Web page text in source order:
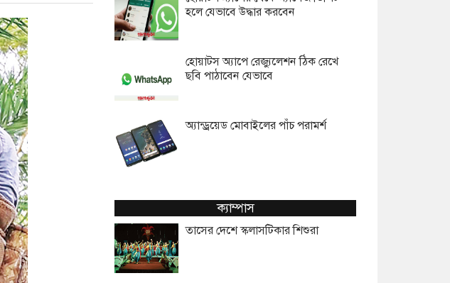
হলে যেভাবে উদ্ধার করবেন
হোয়াটস অ্যাপে রেজ্যুলেশন ঠিক রেখে
ছবি পাঠাবেন যেভাবে
অ্যান্ড্রয়েড মোবাইলের পাঁচ পরামর্শ
ক্যাম্পাস
তাসের দেশে স্কলাসটিকার শিশুরা